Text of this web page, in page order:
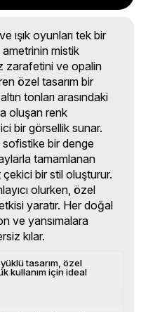
ışık oyunları tek bir
mistik
zarafetini ve opalin
özel tasarım bir
tonları arasındaki
oluşan renk
bir görsellik sunar.
sofistike bir denge
tamamlanan
bir stil oluşturur.
olurken, özel
yaratır. Her doğal
ve yansımalara
kılar.
tasarım, özel
kullanım için ideal